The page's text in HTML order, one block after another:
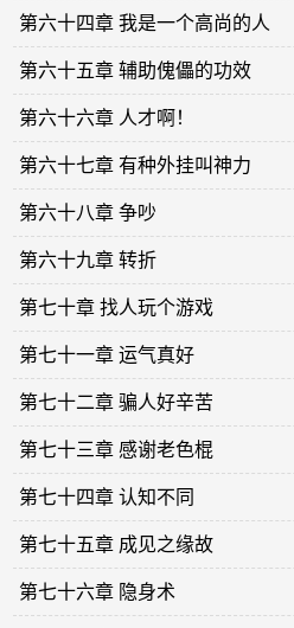
第六十四章 我是一个高尚的人
第六十五章 辅助傀儡的功效
第六十六章 人才啊！
第六十七章 有种外挂叫神力
第六十八章 争吵
第六十九章 转折
第七十章 找人玩个游戏
第七十一章 运气真好
第七十二章 骗人好辛苦
第七十三章 感谢老色棍
第七十四章 认知不同
第七十五章 成见之缘故
第七十六章 隐身术